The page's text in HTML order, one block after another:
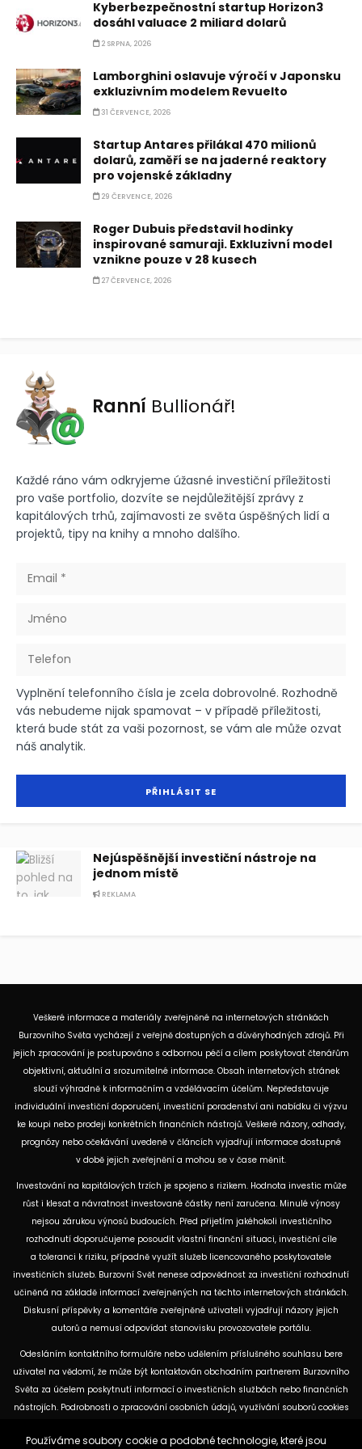
Kyberbezpečnostní startup Horizon3
dosáhl valuace 2 miliard dolarů
2 SRPNA, 2026
Lamborghini oslavuje výročí v Japonsku
exkluzivním modelem Revuelto
31 ČERVENCE, 2026
Startup Antares přilákal 470 milionů
dolarů, zaměří se na jaderné reaktory
pro vojenské základny
29 ČERVENCE, 2026
Roger Dubuis představil hodinky
inspirované samuraji. Exkluzivní model
vznikne pouze v 28 kusech
27 ČERVENCE, 2026
Ranní Bullionář!
Každé ráno vám odkryjeme úžasné investiční příležitosti
pro vaše portfolio, dozvíte se nejdůležitější zprávy z
kapitálových trhů, zajímavosti ze světa úspěšných lidí a
projektů, tipy na knihy a mnoho dalšího.
Vyplnění telefonního čísla je zcela dobrovolné. Rozhodně
vás nebudeme nijak spamovat – v případě příležitosti,
která bude stát za vaši pozornost, se vám ale může ozvat
náš analytik.
Nejúspěšnější investiční nástroje na
jednom místě
REKLAMA
Veškeré informace a materiály zveřejněné na internetových stránkách
Burzovního Světa vycházejí z veřejně dostupných a důvěryhodných zdrojů. Při
jejich zpracování je postupováno s odbornou péčí a cílem poskytovat čtenářům
objektivní, aktuální a srozumitelné informace. Obsah internetových stránek
slouží výhradně k informačním a vzdělávacím účelům. Nepředstavuje
individuální investiční doporučení, investiční poradenství ani nabídku či výzvu
ke koupi nebo prodeji konkrétních finančních nástrojů. Veškeré názory, odhady,
prognózy nebo očekávání uvedené v článcích vyjadřují informace dostupné
v době jejich zveřejnění a mohou se v čase měnit.
Investování na kapitálových trzích je spojeno s rizikem. Hodnota investic může
růst i klesat a návratnost investované částky není zaručena. Minulé výnosy
nejsou zárukou výnosů budoucích. Před přijetím jakéhokoli investičního
rozhodnutí doporučujeme posoudit vlastní finanční situaci, investiční cíle
a toleranci k riziku, případně využít služeb licencovaného poskytovatele
investičních služeb. Burzovní Svět nenese odpovědnost za investiční rozhodnutí
učiněná na základě informací zveřejněných na těchto internetových stránkách.
Diskusní příspěvky a komentáře zveřejněné uživateli vyjadřují názory jejich
autorů a nemusí odpovídat stanovisku provozovatele portálu.
Odesláním kontaktního formuláře nebo udělením příslušného souhlasu bere
uživatel na vědomí, že může být kontaktován obchodním partnerem Burzovního
Světa za účelem poskytnutí informací o investičních službách nebo finančních
nástrojích. Podrobnosti o zpracování osobních údajů, využívání souborů cookies
dostupných na těchto internetových stránkách. U jednotlivých článků mohou
Používáme soubory cookie a podobné technologie, které jsou